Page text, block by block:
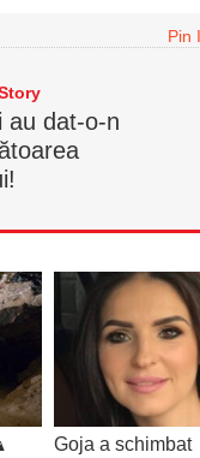
Pin
au dat-o-n
Goja a schimbat